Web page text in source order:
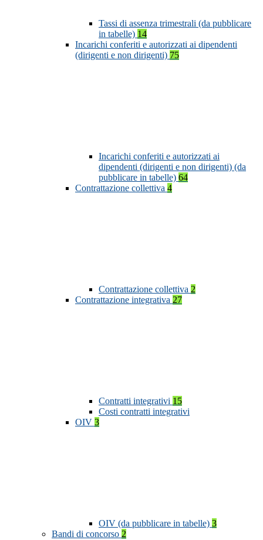
Tassi di assenza trimestrali (da pubblicare
in tabelle) 14
Incarichi conferiti e autorizzati ai dipendenti
(dirigenti e non dirigenti) 75
Incarichi conferiti e autorizzati ai
dipendenti (dirigenti e non dirigenti) (da
pubblicare in tabelle) 64
Contrattazione collettiva 4
Contrattazione collettiva 2
Contrattazione integrativa 27
Contratti integrativi 15
Costi contratti integrativi
OIV 3
OIV (da pubblicare in tabelle) 3
Bandi di concorso 2